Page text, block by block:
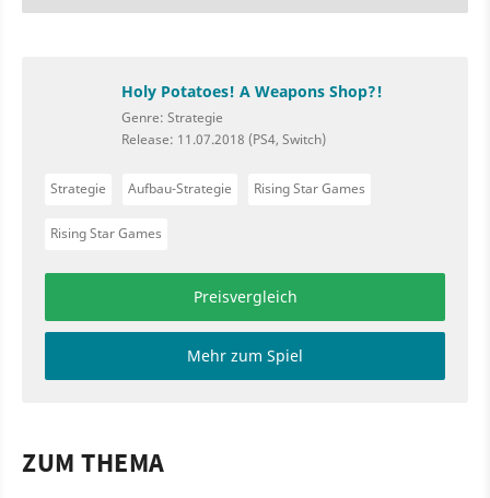
Holy Potatoes! A Weapons Shop?!
Genre: Strategie
Release: 11.07.2018 (PS4, Switch)
Strategie Aufbau-Strategie Rising Star Games
Rising Star Games
Preisvergleich
Mehr zum Spiel
ZUM THEMA